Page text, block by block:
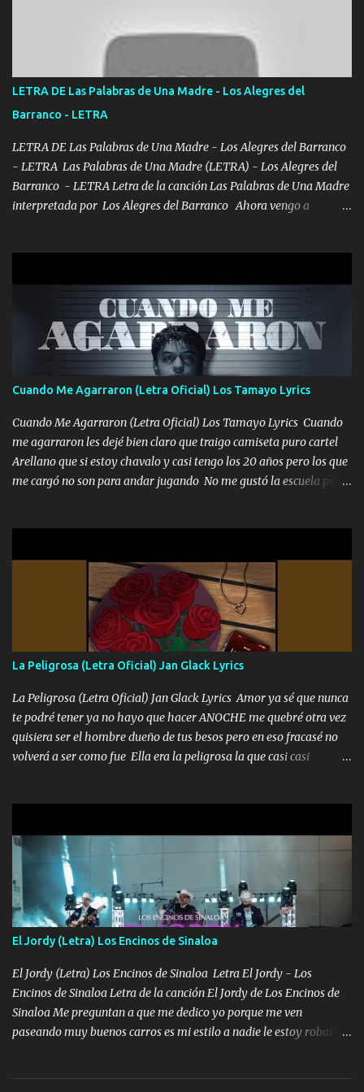
los versos que voy cantando (Music) A vido alta y bajas La carreta
se atora Pero nunca le aflojamos Ya me han pasado cosas Y
aunque ustedes no sepan Pero la vida es muy corta Hay que
echarle chingazos Y seguir trabajando porque nada es...
LETRA DE Las Palabras de Una Madre - Los Alegres del
Barranco - LETRA
LETRA DE Las Palabras de Una Madre - Los Alegres del Barranco
- LETRA Las Palabras de Una Madre (LETRA) - Los Alegres del
Barranco - LETRA Letra de la canción Las Palabras de Una Madre
interpretada por Los Alegres del Barranco Ahora vengo a
quiso, él tiempo sigue pasando y nunca te olvidaremos, aquí
seguiré esperando hasta volvernos a vernos El recuerdo que yo
tengo de mi mente no se va, en mi corazón me llevo lo mismo que
tu papá, a veces me pongo triste porque no puedo mirarte, mas se
que tu me escuchas porque tu eres mi gran ángel, El desespero me
llega para reunirme contigo, tu iluminas mi sendero por siempre
serás mi niño, del amor que yo te tengo es co...
Cuando Me Agarraron (Letra Oficial) Los Tamayo Lyrics
Cuando Me Agarraron (Letra Oficial) Los Tamayo Lyrics Cuando
me agarraron les dejé bien claro que traigo camiseta puro cartel
Arellano que si estoy chavalo y casi tengo los 20 años pero los que
me cargó no son para andar jugando No me gustó la escuela pero
Yo Soy El De Las Pacas Sobrino Del Brazo Armad0 Con mi Glock
fajado y mi R terciado me van a ver allá por TJ para un licenciado
mando un abrazo andamos al cien Choritas también Música
Ando en la colonia bien acelerado traigo un M2 que nunca me ha
fallado para mi compadre mandó un fuerte abrazo también al
Especial sabe que lo apreciamos En los mejores antros me verán
tomando con mujeres hermosas y botellas destapando siempre
bien cuidado bien atrabancado y a los que me conocen ya saben de
lo que hablo Entre lob...
La Peligrosa (Letra Oficial) Jan Glack Lyrics
La Peligrosa (Letra Oficial) Jan Glack Lyrics Amor ya sé que nunca
te podré tener ya no hayo que hacer ANOCHE me quebré otra vez
quisiera ser el hombre dueño de tus besos pero en eso fracasé no
volverá a ser como fue Ella era la peligrosa la que casi casi
Música Amar me duele estoy rodeado de mujeres pero solo
quieren billetes y yo que solo ocupo verte Recuerdo echábamos
pasión en la troca tus labios besándome yo quitándote la ropa no
quiero que sea nunca con otra yo quiero llevarte a la Luna y si
quieres en ese momento te pido que seas mi esposa Chingada
madre no quiero dejar de tenerte no ayuda la p'uta loquera y al
chile quisiera ser menos de ti dependiente la pinche tristeza me
encierra princesa tu sabes que nunca saldras de mi mente Ella era
la peligro...
El Jordy (Letra) Los Encinos de Sinaloa
El Jordy (Letra) Los Encinos de Sinaloa Letra El Jordy - Los
Encinos de Sinaloa Letra de la canción El Jordy de Los Encinos de
Sinaloa Me preguntan a que me dedico yo porque me ven
paseando muy buenos carros es mi estilo a nadie le estoy robando